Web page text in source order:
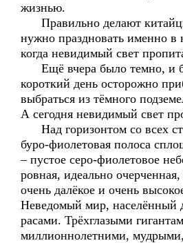
жизнью.
Правильно делают
нужно праздновать именно в
когда невидимый свет
Ещё вчера было темно, и
короткий день осторожно
выбраться из тёмного
А сегодня невидимый свет
Над горизонтом со всех
буро-фиолетовая полоса
– пустое серо-фиолетовое
ровная, идеально
очень далёкое и очень
Неведомый мир, населённый
расами. Трёхглазыми
миллионнолетними,